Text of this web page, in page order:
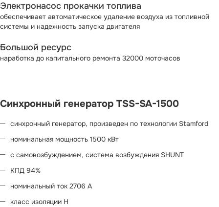
Электронасос прокачки топлива
обеспечивает автоматическое удаление воздуха из топливной
системы и надежность запуска двигателя
Большой ресурс
наработка до капитального ремонта 32000 моточасов
Синхронный генератор TSS-SA-1500
синхронный генератор, произведен по технологии Stamford
номинальная мощность 1500 кВт
с самовозбуждением, система возбуждения SHUNT
КПД 94%
номинальный ток 2706 А
класс изоляции H